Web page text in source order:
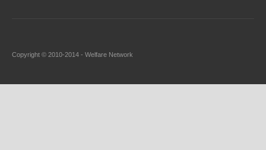
Copyright © 2010-2014 - Welfare Network